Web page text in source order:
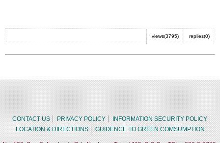
replies(0)
views(3795)
CONTACT US PRIVACY POLICY
INFORMATION SECURITY POLICY
LOCATION & DIRECTIONS
GUIDENCE TO GREEN COMSUMPTION